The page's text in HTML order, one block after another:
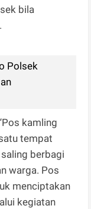
bila
Polsek
kamling
tempat
berbagi
warga. Pos
menciptakan
kegiatan